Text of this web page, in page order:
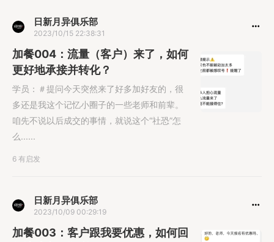
日新月异俱乐部
2023/10/15 22:38:31
加餐004：流量（客户）来了，如何
更好地承接并转化？
学员：＃提问今天突然来了好多加好友的，很
多还是我这个记忆小圈子的一些老师和前辈。
咱先不说以后成交的事情，就说这个“社恐”怎
么......
6 有启发
日新月异俱乐部
2023/10/09 00:29:19
加餐003：客户跟我要优惠，如何回